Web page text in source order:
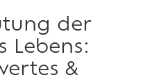
der
Lebens:
&